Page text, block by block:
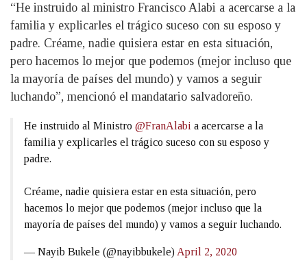
“He instruido al ministro Francisco Alabi a acercarse a la
familia y explicarles el trágico suceso con su esposo y
padre. Créame, nadie quisiera estar en esta situación,
pero hacemos lo mejor que podemos (mejor incluso que
la mayoría de países del mundo) y vamos a seguir
luchando”, mencionó el mandatario salvadoreño.
He instruido al Ministro @FranAlabi a acercarse a la
familia y explicarles el trágico suceso con su esposo y
padre.
Créame, nadie quisiera estar en esta situación, pero
hacemos lo mejor que podemos (mejor incluso que la
mayoría de países del mundo) y vamos a seguir luchando.
— Nayib Bukele (@nayibbukele) April 2, 2020